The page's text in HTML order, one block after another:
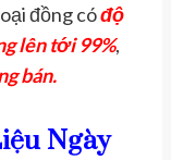
đồng cóđộ
lên tới 99%,
bán.
Ngày